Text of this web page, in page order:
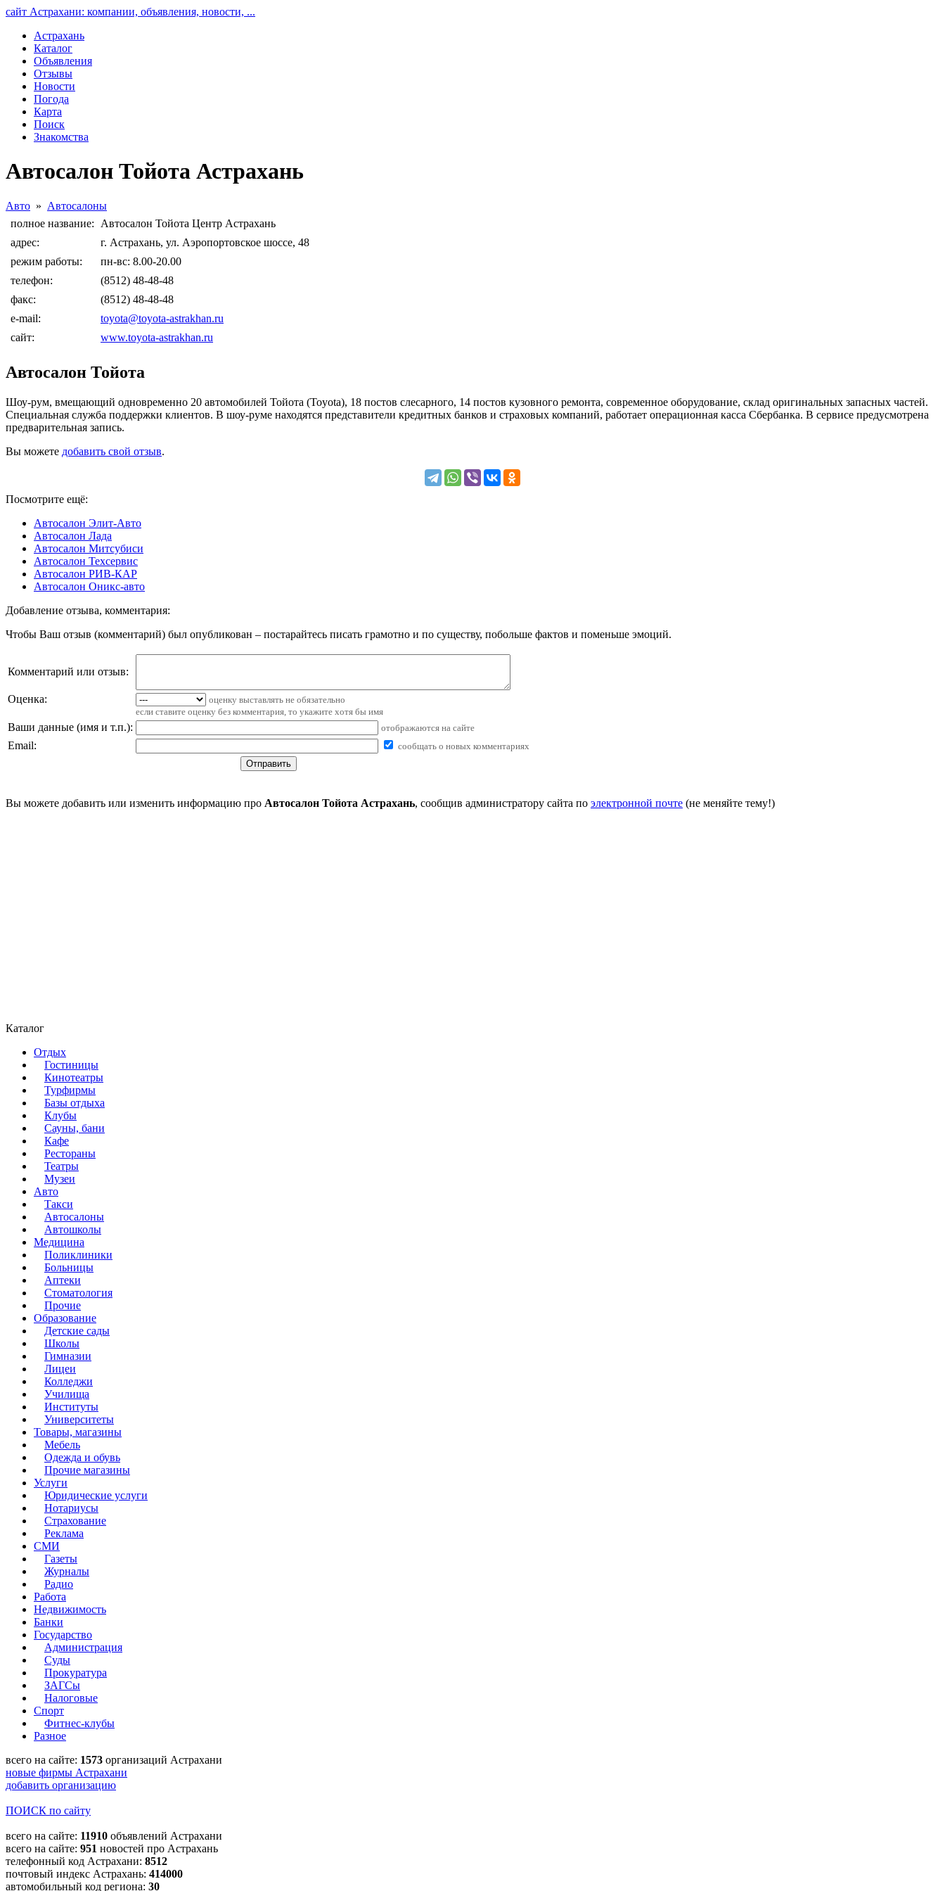
сайт Астрахани: компании, объявления, новости, ...
Астрахань
Каталог
Объявления
Отзывы
Новости
Погода
Карта
Поиск
Знакомства
Автосалон Тойота Астрахань
Авто » Автосалоны
полное название:
Автосалон Тойота Центр Астрахань
адрес:
г. Астрахань, ул. Аэропортовское шоссе, 48
режим работы:
пн-вс: 8.00-20.00
телефон:
(8512) 48-48-48
факс:
(8512) 48-48-48
e-mail:
toyota@toyota-astrakhan.ru
сайт:
www.toyota-astrakhan.ru
Автосалон Тойота
Шоу-рум, вмещающий одновременно 20 автомобилей Тойота (Toyota), 18 постов слесарного, 14 постов кузовного ремонта, современное оборудование, склад оригинальных запасных частей.
Специальная служба поддержки клиентов. В шоу-руме находятся представители кредитных банков и страховых компаний, работает операционная касса Сбербанка. В сервисе предусмотрена
предварительная запись.
Вы можете добавить свой отзыв.
Посмотрите ещё:
Автосалон Элит-Авто
Автосалон Лада
Автосалон Митсубиси
Автосалон Техсервис
Автосалон РИВ-КАР
Автосалон Оникс-авто
Добавление отзыва, комментария:
Чтобы Ваш отзыв (комментарий) был опубликован – постарайтесь писать грамотно и по существу, побольше фактов и поменьше эмоций.
Комментарий или отзыв:
Оценка:
оценку выставлять не обязательно
если ставите оценку без комментария, то укажите хотя бы имя
Ваши данные (имя и т.п.): отображаются на сайте
Email: сообщать о новых комментариях
Вы можете добавить или изменить информацию про Автосалон Тойота Астрахань, сообщив администратору сайта по электронной почте (не меняйте тему!)
Каталог
Отдых
Гостиницы
Кинотеатры
Турфирмы
Базы отдыха
Клубы
Сауны, бани
Кафе
Рестораны
Театры
Музеи
Авто
Такси
Автосалоны
Автошколы
Медицина
Поликлиники
Больницы
Аптеки
Стоматология
Прочие
Образование
Детские сады
Школы
Гимназии
Лицеи
Колледжи
Училища
Институты
Университеты
Товары, магазины
Мебель
Одежда и обувь
Прочие магазины
Услуги
Юридические услуги
Нотариусы
Страхование
Реклама
СМИ
Газеты
Журналы
Радио
Работа
Недвижимость
Банки
Государство
Администрация
Суды
Прокуратура
ЗАГСы
Налоговые
Спорт
Фитнес-клубы
Разное
всего на сайте: 1573 организаций Астрахани
новые фирмы Астрахани
добавить организацию
ПОИСК по сайту
всего на сайте: 11910 объявлений Астрахани
всего на сайте: 951 новостей про Астрахань
телефонный код Астрахани: 8512
почтовый индекс Астрахань: 414000
автомобильный код региона: 30